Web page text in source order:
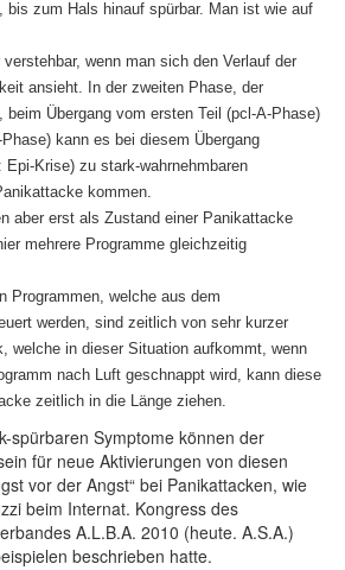
bis zum Hals hinauf spürbar. Man ist wie auf
wenn man sich den Verlauf der
ansieht. In der zweiten Phase, der
beim Übergang vom ersten Teil (pcl-A-Phase)
kann es bei diesem Übergang
Krise) zu stark-wahrnehmbaren
kommen.
aber erst als Zustand einer Panikattacke
mehrere Programme gleichzeitig
Programmen, welche aus dem
werden, sind zeitlich von sehr kurzer
welche in dieser Situation aufkommt, wenn
nach Luft geschnappt wird, kann diese
zeitlich in die Länge ziehen.
spürbaren Symptome können der
für neue Aktivierungen von diesen
vor der Angst“ bei Panikattacken, wie
beim Internat. Kongress des
A.L.B.A. 2010 (heute. A.S.A.)
beschrieben hatte.